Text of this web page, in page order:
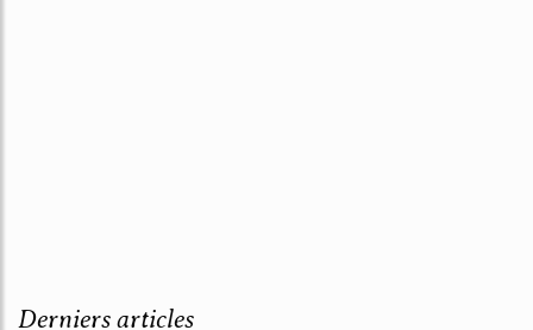
Derniers articles